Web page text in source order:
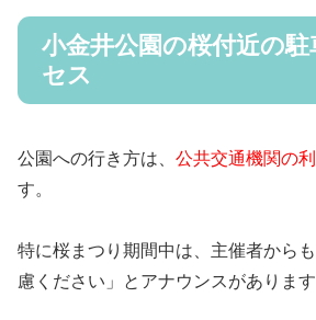
小金井公園の桜付近の駐
セス
公園への行き方は、 公共交通機関の
す。
特に桜まつり期間中は、主催者から
慮ください」とアナウンスがあります